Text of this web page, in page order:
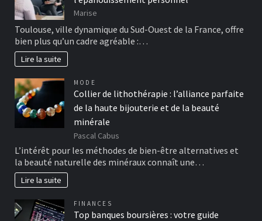
Marise
Toulouse, ville dynamique du Sud-Ouest de la France, offre
bien plus qu’un cadre agréable :…
Lire la suite
MODE
Collier de lithothérapie : l’alliance parfaite
de la haute bijouterie et de la beauté
minérale
Pascal Cabus
L’intérêt pour les méthodes de bien-être alternatives et
la beauté naturelle des minéraux connaît une…
Lire la suite
FINANCES
Top banques boursières : votre guide